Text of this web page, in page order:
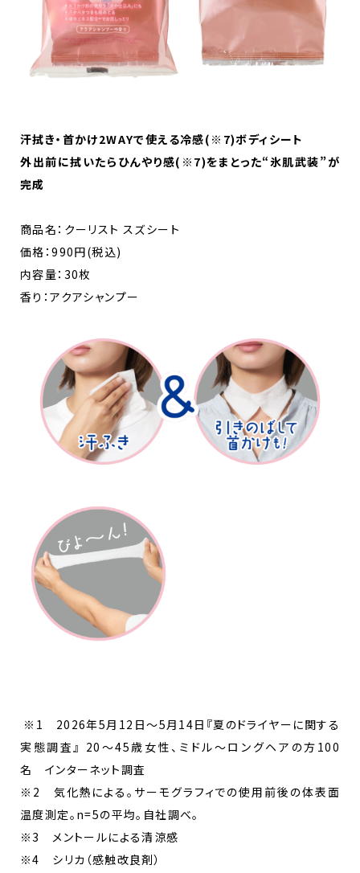
汗拭き・首かけ2WAYで使える冷感(※7)ボディシート
外出前に拭いたらひんやり感(※7)をまとった“氷肌武装”が
完成
商品名：クーリスト スズシート
価格：990円(税込)
内容量：30枚
香り：アクアシャンプー
※1 2026年5月12日〜5月14日『夏のドライヤーに関する
実態調査』 20〜45歳女性、ミドル〜ロングヘアの方100
名 インターネット調査
※2 気化熱による。サーモグラフィでの使用前後の体表面
温度測定。n=5の平均。自社調べ。
※3 メントールによる清涼感
※4 シリカ（感触改良剤）